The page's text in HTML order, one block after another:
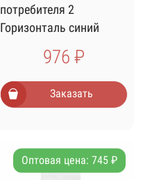
потребителя 2
Горизонталь синий
976 ₽
Заказать
Оптовая цена: 745 ₽